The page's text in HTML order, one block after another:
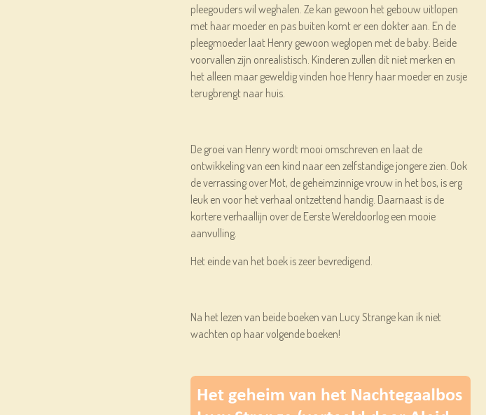
pleegouders wil weghalen. Ze kan gewoon het gebouw uitlopen
met haar moeder en pas buiten komt er een dokter aan. En de
pleegmoeder laat Henry gewoon weglopen met de baby. Beide
voorvallen zijn onrealistisch. Kinderen zullen dit niet merken en
het alleen maar geweldig vinden hoe Henry haar moeder en zusje
terugbrengt naar huis.
De groei van Henry wordt mooi omschreven en laat de
ontwikkeling van een kind naar een zelfstandige jongere zien. Ook
de verrassing over Mot, de geheimzinnige vrouw in het bos, is erg
leuk en voor het verhaal ontzettend handig. Daarnaast is de
kortere verhaallijn over de Eerste Wereldoorlog een mooie
aanvulling.
Het einde van het boek is zeer bevredigend.
Na het lezen van beide boeken van Lucy Strange kan ik niet
wachten op haar volgende boeken!